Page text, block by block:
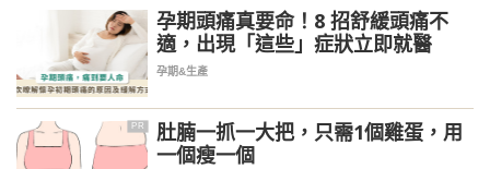
孕期頭痛真要命！8 招舒緩頭痛不
適，出現「這些」症狀立即就醫
孕期&生產
PR
肚腩一抓一大把，只需1個雞蛋，用
一個瘦一個